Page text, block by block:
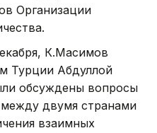
Организации
К.Масимов
Турции Абдуллой
обсуждены вопросы
между двумя странами
взаимных